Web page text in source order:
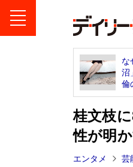
な
沼
倫
桂文枝
性が明
エンタメ 芸